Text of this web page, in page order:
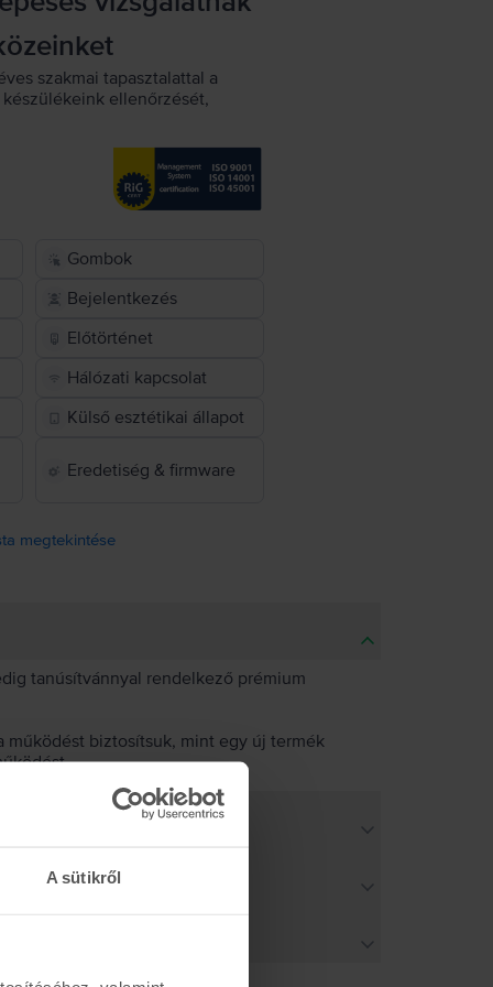
A sütikről
szakmai tapasztalattal a
ellenőrzését,
Gombok
Bejelentkezés
Előtörténet
Hálózati kapcsolat
Külső esztétikai állapot
Eredetiség & firmware
megtekintése
tanúsítvánnyal rendelkező prémium
biztosítsuk, mint egy új termék